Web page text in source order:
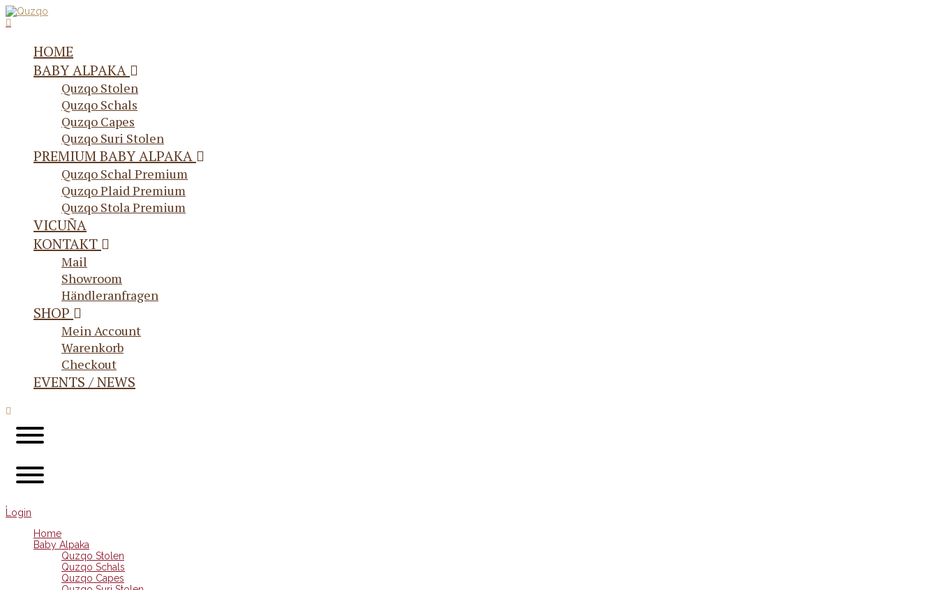
HOME
BABY ALPAKA
Quzqo Stolen
Quzqo Schals
Quzqo Capes
Quzqo Suri Stolen
PREMIUM BABY ALPAKA
Quzqo Schal Premium
Quzqo Plaid Premium
Quzqo Stola Premium
VICUÑA
KONTAKT
Mail
Showroom
Händleranfragen
SHOP
Mein Account
Warenkorb
Checkout
EVENTS / NEWS
Login
Home
Baby Alpaka
Quzqo Stolen
Quzqo Schals
Quzqo Capes